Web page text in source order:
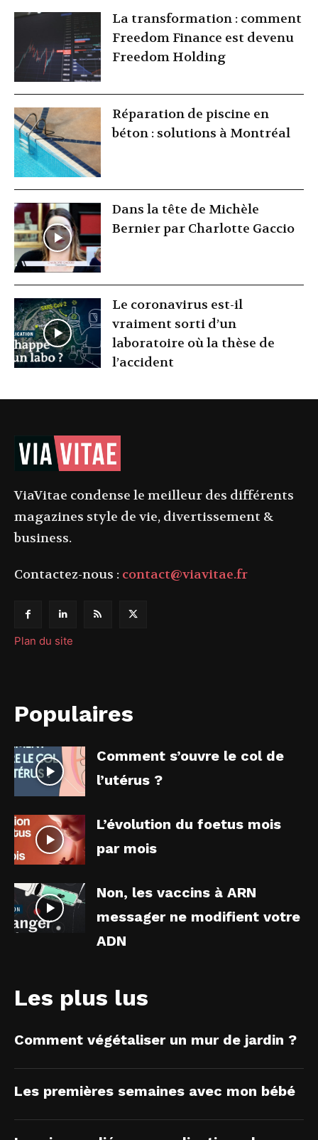
La transformation : comment
Freedom Finance est devenu
Freedom Holding
Réparation de piscine en
béton : solutions à Montréal
Dans la tête de Michèle
Bernier par Charlotte Gaccio
Le coronavirus est-il
vraiment sorti d’un
laboratoire où la thèse de
l’accident
ViaVitae condense le meilleur des différents
magazines style de vie, divertissement &
business.
Contactez-nous : contact@viavitae.fr
Plan du site
Populaires
Comment s’ouvre le col de
l’utérus ?
L’évolution du foetus mois
par mois
Non, les vaccins à ARN
messager ne modifient votre
ADN
Les plus lus
Comment végétaliser un mur de jardin ?
Les premières semaines avec mon bébé